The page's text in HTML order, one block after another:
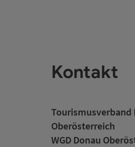
Kontakt
Tourismusverband
Oberösterreich
WGD Donau